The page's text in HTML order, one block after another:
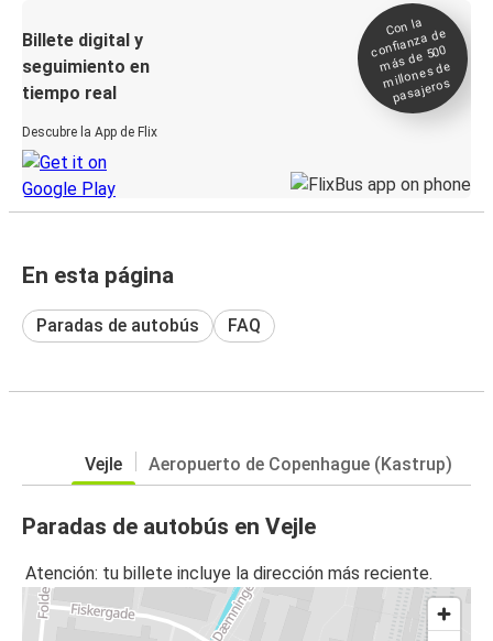
Billete digital y
seguimiento en
tiempo real
Descubre la App de Flix
Con la
confianza de
más de 500
millones de
pasajeros
En esta página
Paradas de autobús FAQ
Vejle Aeropuerto de Copenhague (Kastrup)
Paradas de autobús en Vejle
Atención: tu billete incluye la dirección más reciente.